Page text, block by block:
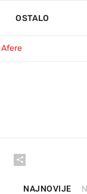
OSTALO
Afere
NAJNOVIJE